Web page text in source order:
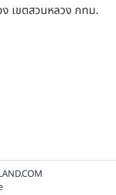
เขตสวนหลวง กทม.